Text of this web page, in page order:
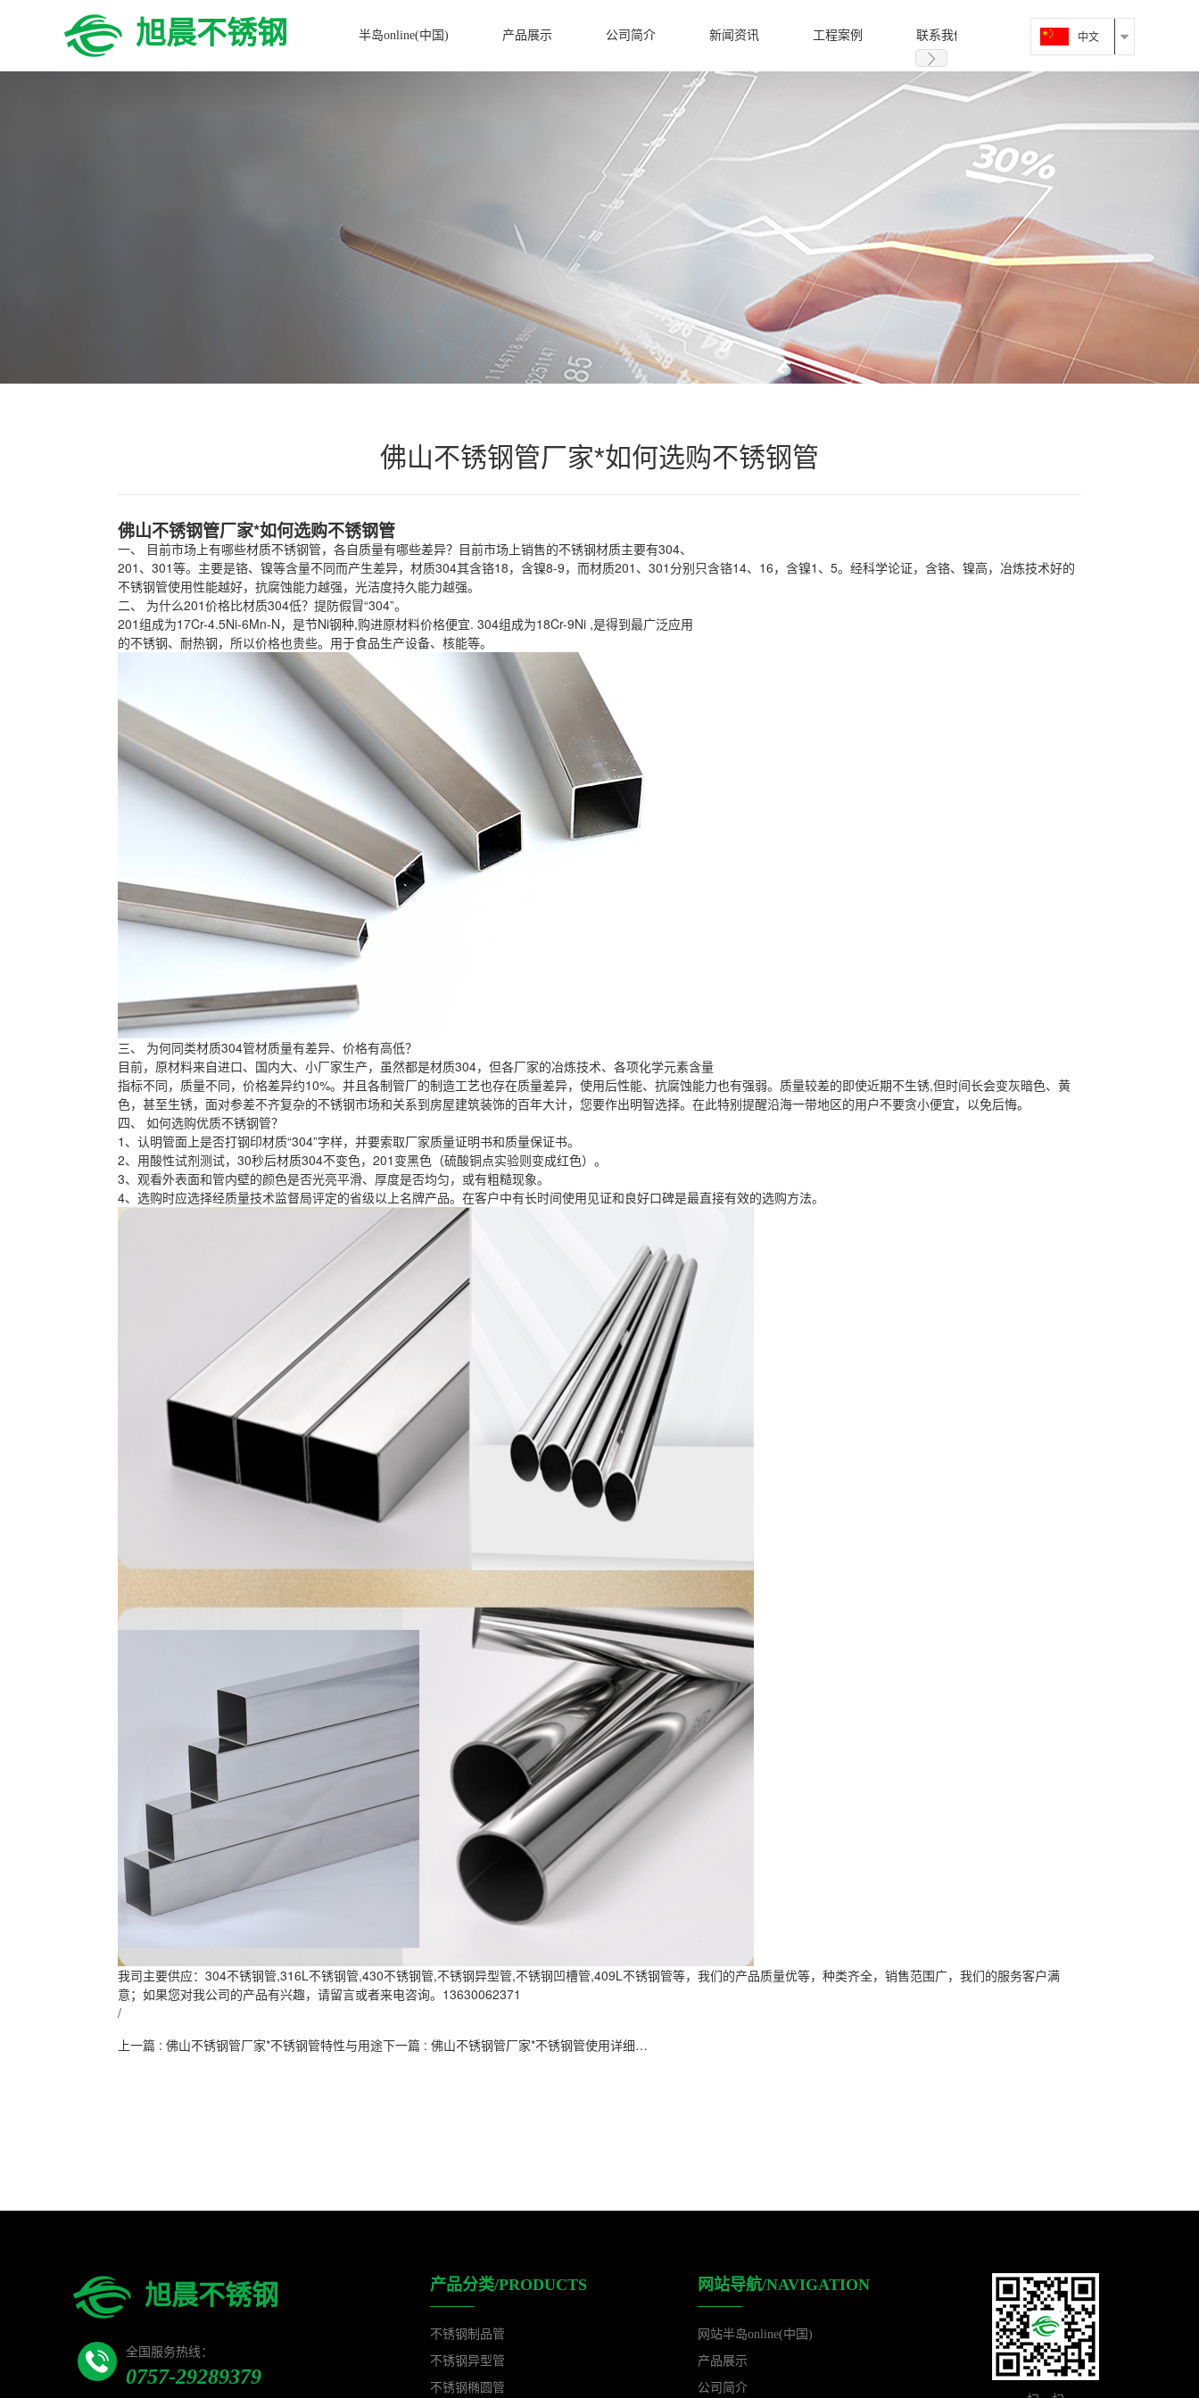
旭晨不锈钢 半岛online(中国) 产品展示 公司简介 新闻资讯 工程案例 联系我们 中文
佛山不锈钢管厂家*如何选购不锈钢管
佛山不锈钢管厂家*如何选购不锈钢管
一、 目前市场上有哪些材质不锈钢管，各自质量有哪些差异？目前市场上销售的不锈钢材质主要有304、
201、301等。主要是铬、镍等含量不同而产生差异，材质304其含铬18，含镍8-9，而材质201、301分别只含铬14、16，含镍1、5。经科学论证，含铬、镍高，冶炼技术好的
不锈钢管使用性能越好，抗腐蚀能力越强，光洁度持久能力越强。
二、 为什么201价格比材质304低？提防假冒“304”。
201组成为17Cr-4.5Ni-6Mn-N，是节Ni钢种,购进原材料价格便宜. 304组成为18Cr-9Ni ,是得到最广泛应用
的不锈钢、耐热钢，所以价格也贵些。用于食品生产设备、核能等。
三、 为何同类材质304管材质量有差异、价格有高低？
目前，原材料来自进口、国内大、小厂家生产，虽然都是材质304，但各厂家的冶炼技术、各项化学元素含量
指标不同，质量不同，价格差异约10%。并且各制管厂的制造工艺也存在质量差异，使用后性能、抗腐蚀能力也有强弱。质量较差的即使近期不生锈,但时间长会变灰暗色、黄
色，甚至生锈，面对参差不齐复杂的不锈钢市场和关系到房屋建筑装饰的百年大计，您要作出明智选择。在此特别提醒沿海一带地区的用户不要贪小便宜，以免后悔。
四、 如何选购优质不锈钢管？
1、认明管面上是否打钢印材质“304”字样，并要索取厂家质量证明书和质量保证书。
2、用酸性试剂测试，30秒后材质304不变色，201变黑色（硫酸铜点实验则变成红色）。
3、观看外表面和管内壁的颜色是否光亮平滑、厚度是否均匀，或有粗糙现象。
4、选购时应选择经质量技术监督局评定的省级以上名牌产品。在客户中有长时间使用见证和良好口碑是最直接有效的选购方法。
我司主要供应：304不锈钢管,316L不锈钢管,430不锈钢管,不锈钢异型管,不锈钢凹槽管,409L不锈钢管等，我们的产品质量优等，种类齐全，销售范围广，我们的服务客户满
意；如果您对我公司的产品有兴趣，请留言或者来电咨询。13630062371
/
上一篇 : 佛山不锈钢管厂家*不锈钢管特性与用途
下一篇 : 佛山不锈钢管厂家*不锈钢管使用详细分类说明
旭晨不锈钢
全国服务热线：
0757-29289379
产品分类/PRODUCTS
不锈钢制品管
不锈钢异型管
不锈钢椭圆管
网站导航/NAVIGATION
网站半岛online(中国)
产品展示
公司简介